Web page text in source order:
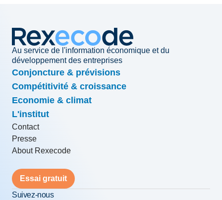
Au service de l'information économique et du
développement des entreprises
Conjoncture & prévisions
Compétitivité & croissance
Economie & climat
L'institut
Contact
Presse
About Rexecode
Essai gratuit
Suivez-nous